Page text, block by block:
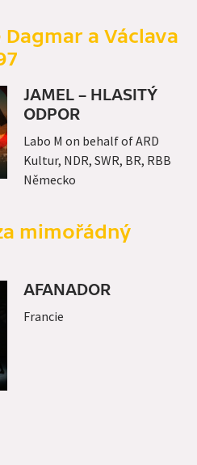
a Václava
JAMEL – HLASITÝ
ODPOR
Labo M on behalf of ARD
Kultur, NDR, SWR, BR, RBB
Německo
mimořádný
AFANADOR
Francie